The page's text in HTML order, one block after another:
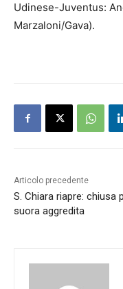
Udinese-Juventus:
Marzaloni/Gava).
Articolo precedente
S. Chiara riapre: chiusa
suora aggredita